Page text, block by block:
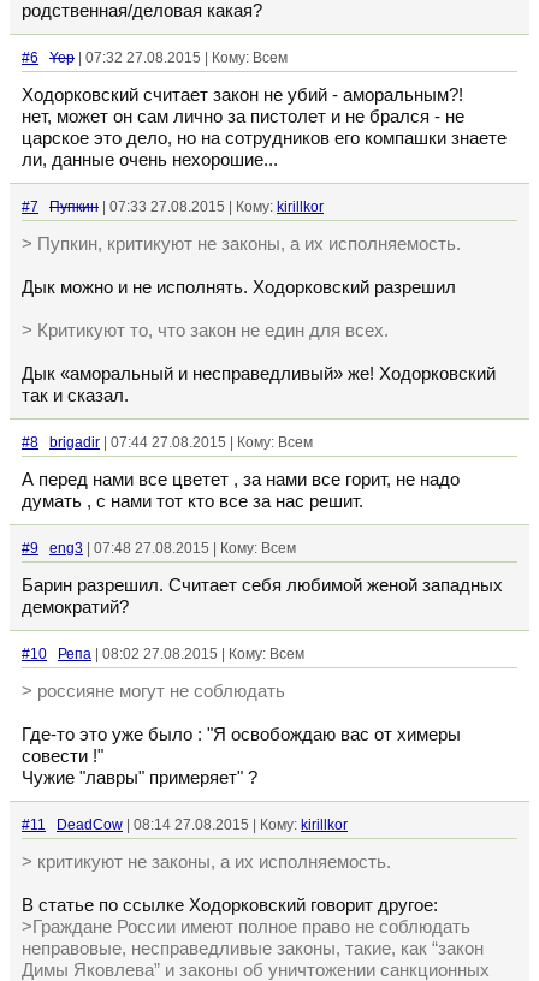
родственная/деловая какая?
#6 Yep | 07:32 27.08.2015 | Кому: Всем
Ходорковский считает закон не убий - аморальным?!
нет, может он сам лично за пистолет и не брался - не
царское это дело, но на сотрудников его компашки знаете
ли, данные очень нехорошие...
#7 Пупкин | 07:33 27.08.2015 | Кому: kirillkor
> Пупкин, критикуют не законы, а их исполняемость.
Дык можно и не исполнять. Ходорковский разрешил
> Критикуют то, что закон не един для всех.
Дык «аморальный и несправедливый» же! Ходорковский
так и сказал.
#8 brigadir | 07:44 27.08.2015 | Кому: Всем
А перед нами все цветет , за нами все горит, не надо
думать , с нами тот кто все за нас решит.
#9 eng3 | 07:48 27.08.2015 | Кому: Всем
Барин разрешил. Считает себя любимой женой западных
демократий?
#10 Репа | 08:02 27.08.2015 | Кому: Всем
> россияне могут не соблюдать
Где-то это уже было : "Я освобождаю вас от химеры
совести !"
Чужие "лавры" примеряет" ?
#11 DeadCow | 08:14 27.08.2015 | Кому: kirillkor
> критикуют не законы, а их исполняемость.
В статье по ссылке Ходорковский говорит другое:
>Граждане России имеют полное право не соблюдать
неправовые, несправедливые законы, такие, как “закон
Димы Яковлева” и законы об уничтожении санкционных